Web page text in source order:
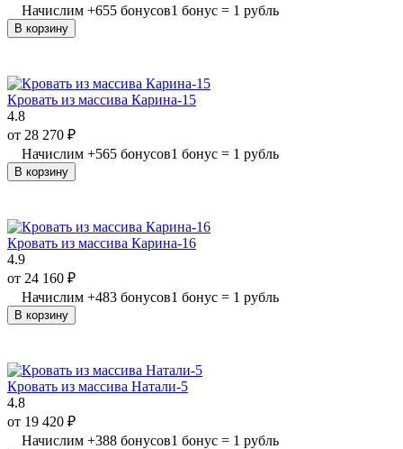
Начислим +655 бонусов1 бонус = 1 рубль
В корзину
Кровать из массива Карина-15
4.8
от 28 270 ₽
Начислим +565 бонусов1 бонус = 1 рубль
В корзину
Кровать из массива Карина-16
4.9
от 24 160 ₽
Начислим +483 бонусов1 бонус = 1 рубль
В корзину
Кровать из массива Натали-5
4.8
от 19 420 ₽
Начислим +388 бонусов1 бонус = 1 рубль